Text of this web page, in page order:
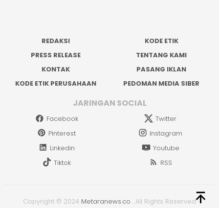
REDAKSI
KODE ETIK
PRESS RELEASE
TENTANG KAMI
KONTAK
PASANG IKLAN
KODE ETIK PERUSAHAAN
PEDOMAN MEDIA SIBER
JARINGAN SOCIAL
Facebook
Twitter
Pinterest
Instagram
Linkedin
Youtube
Tiktok
RSS
Copyright © 2024 Metaranews.co . All Rights Reserved